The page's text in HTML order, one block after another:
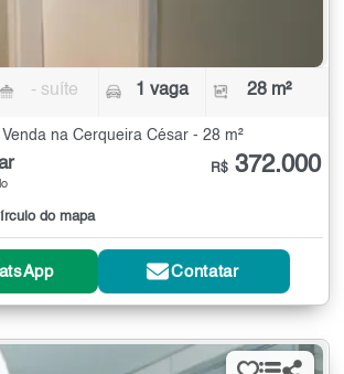
- suíte 1 vaga 28 m²
na Cerqueira César - 28 m²
do mapa
R$ 372.000
Contatar